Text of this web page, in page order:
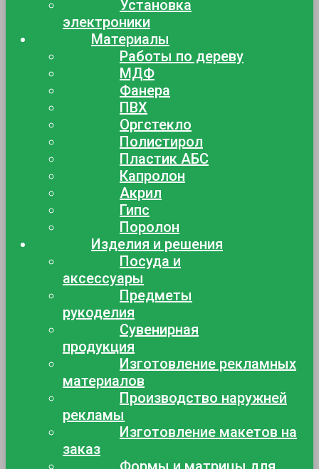
Установка
электроники
Материалы
Работы по дереву
МДФ
Фанера
ПВХ
Оргстекло
Полистирол
Пластик АБС
Капролон
Акрил
Гипс
Поролон
Изделия и решения
Посуда и
аксессуары
Предметы
рукоделия
Сувенирная
продукция
Изготовление рекламных
материалов
Производство наружней
рекламы
Изготовление макетов на
заказ